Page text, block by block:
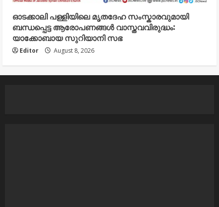
ഓടക്കാലി പള്ളിയിലെ മൃതദേഹ സംസ്കാരവുമായി
ബന്ധപ്പെട്ട ആരോപണങ്ങൾ വാസ്തവവിരുദ്ധം:
യാക്കോബായ സുറിയാനി സഭ
Editor August 8, 2026